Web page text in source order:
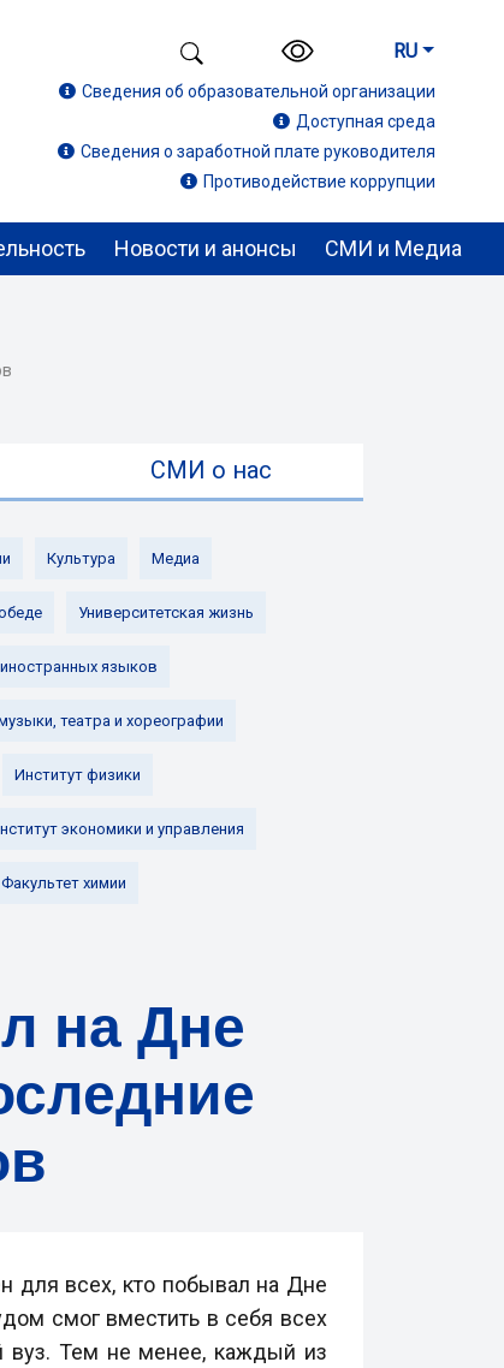
RU
Сведения об образовательной организации
Доступная среда
Сведения о заработной плате руководителя
Противодействие коррупции
Новости и анонсы СМИ и Медиа
СМИ о нас
Культура Медиа
Университетская жизнь
языков
театра и хореографии
Институт физики
экономики и управления
Факультет химии
на Дне
для всех, кто побывал на Дне
смог вместить в себя всех
вуз. Тем не менее, каждый из